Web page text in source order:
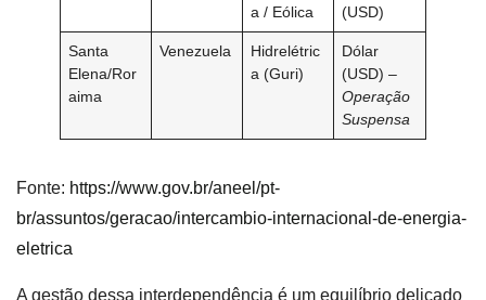
a / Eólica
(USD)
Santa
Elena/Ror
aima
Venezuela
Hidrelétric
a (Guri)
Dólar
(USD) –
Operação
Suspensa
Fonte: https://www.gov.br/aneel/pt-
br/assuntos/geracao/intercambio-internacional-de-energia-
eletrica
A gestão dessa interdependência é um equilíbrio delicado